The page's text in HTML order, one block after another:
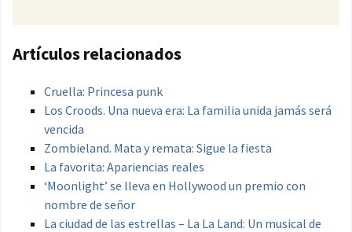
Artículos relacionados
Cruella: Princesa punk
Los Croods. Una nueva era: La familia unida jamás será
vencida
Zombieland. Mata y remata: Sigue la fiesta
La favorita: Apariencias reales
‘Moonlight’ se lleva en Hollywood un premio con
nombre de señor
La ciudad de las estrellas – La La Land: Un musical de